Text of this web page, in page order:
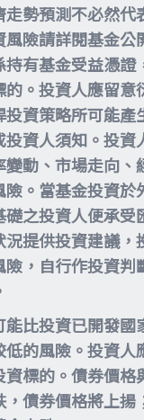
勢預測不必然代
險請詳閱基金公
持有基金受益憑證
的。投資人應留
資策略所可能產
投資人須知。投資
變動、市場走向、
險。當基金投資於
礎之投資人便承受
況提供投資建議，
險，自行作投資判
比投資已開發國
的風險。投資人
資標的。債券價格
，債券價格將上揚